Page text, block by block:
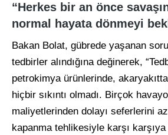
“Herkes bir an önce
normal hayata dönmeyi
Bakan Bolat, gübrede yaşanan
tedbirler alındığına değinerek,
petrokimya ürünlerinde,
hiçbir sıkıntı olmadı. Birçok
maliyetlerinden dolayı seferlerini
kapanma tehlikesiyle karşı